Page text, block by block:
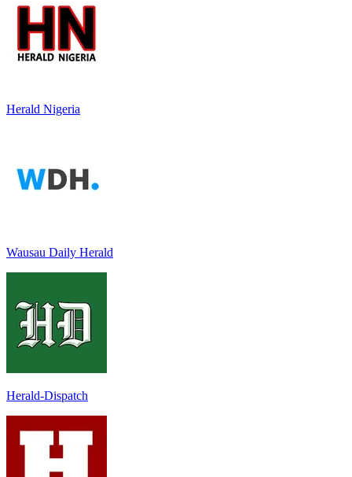
Herald Nigeria
Wausau Daily Herald
Herald-Dispatch